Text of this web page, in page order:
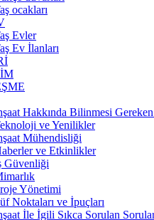
ocakları
Evler
Ev İlanları
Hakkında Bilinmesi
ve Yenilikler
Mühendisliği
ve Etkinlikler
Güvenliği
Yönetimi
Noktaları ve İpuçları
İle İgili Sıkca Sorulan